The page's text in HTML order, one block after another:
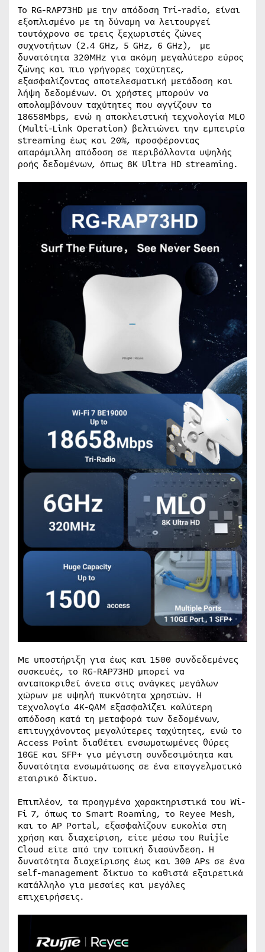
Το RG-RAP73HD με την απόδοση Tri-radio, είναι
εξοπλισμένο με τη δύναμη να λειτουργεί
ταυτόχρονα σε τρεις ξεχωριστές ζώνες
συχνοτήτων (2.4 GHz, 5 GHz, 6 GHz), με
δυνατότητα 320MHz για ακόμη μεγαλύτερο εύρος
ζώνης και πιο γρήγορες ταχύτητες,
εξασφαλίζοντας αποτελεσματική μετάδοση και
λήψη δεδομένων. Οι χρήστες μπορούν να
απολαμβάνουν ταχύτητες που αγγίζουν τα
18658Mbps, ενώ η αποκλειστική τεχνολογία MLO
(Multi-Link Operation) βελτιώνει την εμπειρία
streaming έως και 20%, προσφέροντας
απαράμιλλη απόδοση σε περιβάλλοντα υψηλής
ροής δεδομένων, όπως 8K Ultra HD streaming.
Με υποστήριξη για έως και 1500 συνδεδεμένες
συσκευές, το RG-RAP73HD μπορεί να
ανταποκριθεί άνετα στις ανάγκες μεγάλων
χώρων με υψηλή πυκνότητα χρηστών. Η
τεχνολογία 4K-QAM εξασφαλίζει καλύτερη
απόδοση κατά τη μεταφορά των δεδομένων,
επιτυγχάνοντας μεγαλύτερες ταχύτητες, ενώ το
Access Point διαθέτει ενσωματωμένες θύρες
10GE και SFP+ για μέγιστη συνδεσιμότητα και
δυνατότητα ενσωμάτωσης σε ένα επαγγελματικό
εταιρικό δίκτυο.
Επιπλέον, τα προηγμένα χαρακτηριστικά του Wi-
Fi 7, όπως το Smart Roaming, το Reyee Mesh,
και το AP Portal, εξασφαλίζουν ευκολία στη
χρήση και διαχείριση, είτε μέσω του Ruijie
Cloud είτε από την τοπική διασύνδεση. Η
δυνατότητα διαχείρισης έως και 300 APs σε ένα
self-management δίκτυο το καθιστά εξαιρετικά
κατάλληλο για μεσαίες και μεγάλες
επιχειρήσεις.